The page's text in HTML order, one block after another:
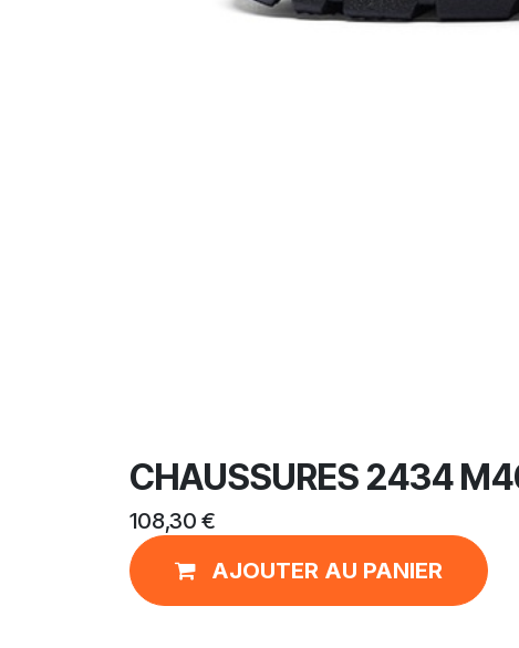
CHAUSSURES 2434
108,30 €
AJOUTER AU PANIER